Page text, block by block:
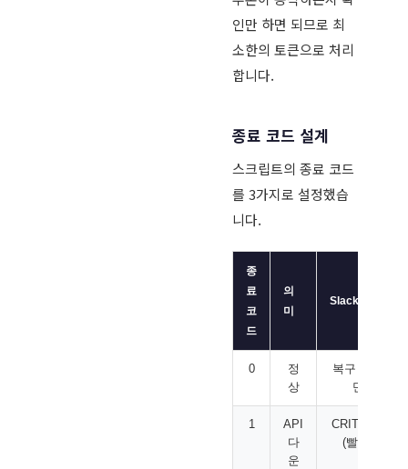
인만 하면 되므로 최
소한의 토큰으로 처리
합니다.
종료 코드 설계
스크립트의 종료 코드
를 3가지로 설정했습
니다.
종
료
코
드
의
미
Slack 알림
0
정
상
복구 시에
만
1
API
다
운
CRITICAL
(빨강)